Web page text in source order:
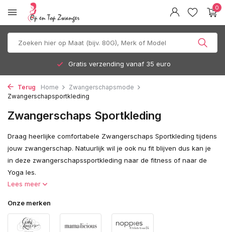
0
Gratis verzending vanaf 35 euro
Terug Home
Zwangerschapsmode
Zwangerschapsportkleding
Zwangerschaps Sportkleding
Draag heerlijke comfortabele Zwangerschaps Sportkleding tijdens
jouw zwangerschap. Natuurlijk wil je ook nu fit blijven dus kan je
in deze zwangerschapssportkleding naar de fitness of naar de
Yoga les.
Lees meer
Onze merken